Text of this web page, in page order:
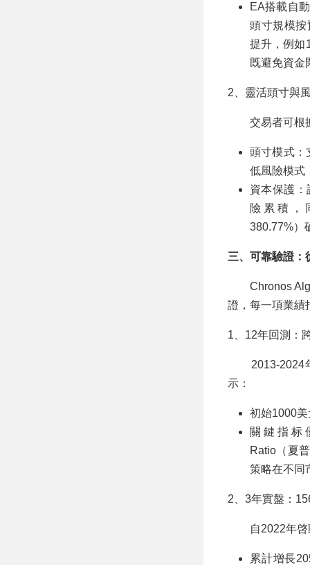
EA搭載自
頭寸規模按
提升，例如
既避免資金
2、靈活頭寸與
交易者可根據
頭寸模式：
低風險模式
資本保護
險累積，
380.77%）
三、可靠驗證：
Chronos Algo
證，每一項業績
1、12年回測：
2013-2024年
示：
初始1000
關鍵指标
Ratio（夏
策略在不同
2、3年實盤：
自2022年啓
累計增長